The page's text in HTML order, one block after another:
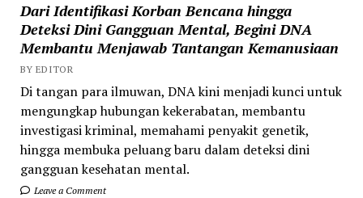
Dari Identifikasi Korban Bencana hingga
Deteksi Dini Gangguan Mental, Begini DNA
Membantu Menjawab Tantangan Kemanusiaan
BY EDITOR
Di tangan para ilmuwan, DNA kini menjadi kunci untuk
mengungkap hubungan kekerabatan, membantu
investigasi kriminal, memahami penyakit genetik,
hingga membuka peluang baru dalam deteksi dini
gangguan kesehatan mental.
Leave a Comment